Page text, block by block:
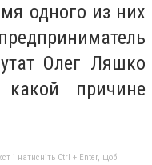
одного из них
Олег Ляшко
причине
і натисніть Ctrl + Enter, щоб